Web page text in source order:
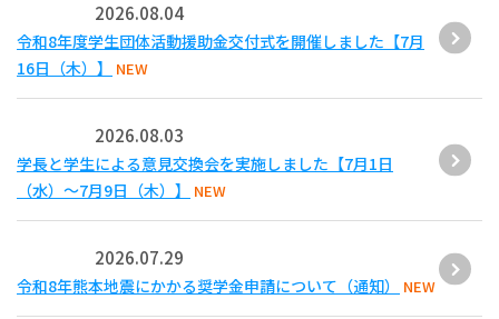
2026.08.04
令和8年度学生団体活動援助金交付式を開催しました【7月
16日（木）】
NEW
2026.08.03
学長と学生による意見交換会を実施しました【7月1日
（水）～7月9日（木）】
NEW
2026.07.29
令和8年熊本地震にかかる奨学金申請について（通知） NEW